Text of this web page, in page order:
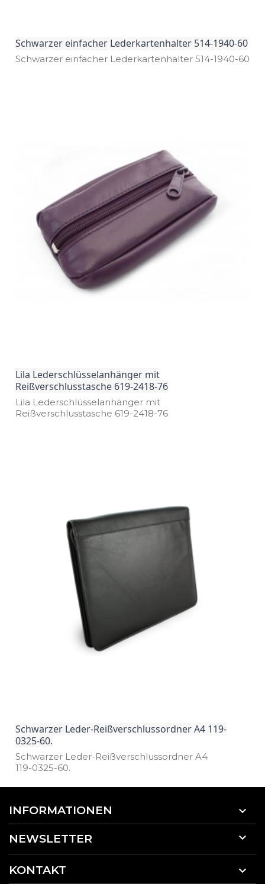
Schwarzer einfacher Lederkartenhalter 514-1940-60
Schwarzer einfacher Lederkartenhalter 514­-1940­-60
Lila Lederschlüsselanhänger mit
Reißverschlusstasche 619-2418-76
Lila Lederschlüsselanhänger mit
Reißverschlusstasche 619­-2418­-76
Schwarzer Leder-Reißverschlussordner A4 119-
0325-60.
Schwarzer Leder­-Reißverschlussordner A4
119­-0325­-60.
INFORMATIONEN 
NEWSLETTER 
KONTAKT 